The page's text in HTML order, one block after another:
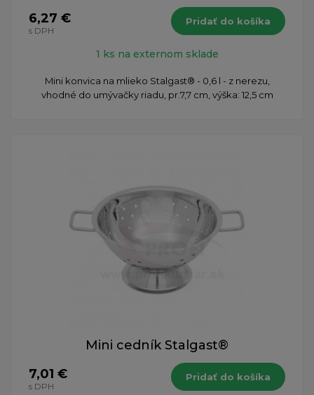
6,27 €
s DPH
Pridať do košíka
1 ks na externom sklade
Mini konvica na mlieko Stalgast® - 0,6 l - z nerezu,
vhodné do umývačky riadu, pr.7,7 cm, výška: 12,5 cm
Mini cedník Stalgast®
7,01 €
s DPH
Pridať do košíka